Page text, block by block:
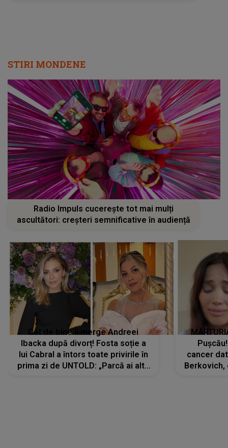
STIRI MONDENE
Radio Impuls cucerește tot mai mulți
ascultători: creșteri semnificative în audiență
Cât de bine îi merge Andreei
Ibacka după divorț! Fosta soție a
lui Cabral a întors toate privirile în
prima zi de UNTOLD: „Parcă ai altă
cancer
Berkovich,